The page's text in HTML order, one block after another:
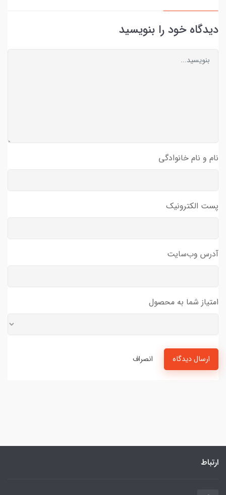
دیدگاه خود را بنویسید
نام و نام خانوادگی
پست الکترونیک
آدرس وب‌سایت
امتیاز شما به محصول
ارسال دیدگاه انصراف
ارتباط